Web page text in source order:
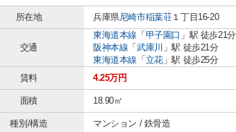
所在地
兵庫県尼崎市稲葉荘１丁目16-20
交通
東海道本線 「 甲子園口 」駅 徒歩21分
阪神本線 「武庫川 」駅 徒歩21分
東海道本線 「 立花」駅 徒歩25分
賃料
4.25万円
面積 18.90㎡
種別/構造 マンション / 鉄骨造